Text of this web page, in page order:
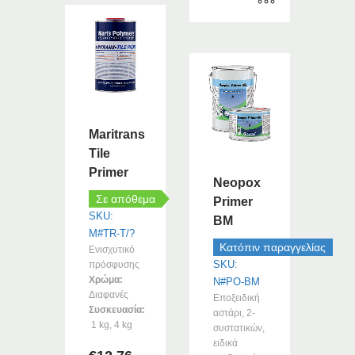
προϊόν
πολλαπλές
παραλλαγές.
επιλεγούν
σελίδα
Maritrans
Tile
Primer
Σε απόθεμα
SKU:
M#TR-T/?
Ενισχυτικό
πρόσφυσης
Χρώμα:
Διαφανές
Συσκευασία:
1 kg, 4 kg
Neopox
Primer
BM
Κατόπιν παραγγελίας
SKU:
N#PO-BM
Εποξειδική
αστάρι, 2-
συστατικών,
ειδικά